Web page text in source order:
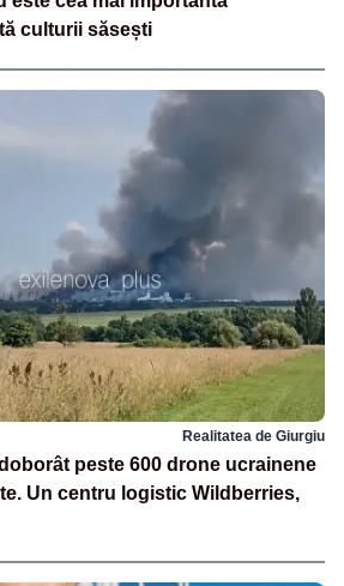
culturii săsești
Realitatea de Giurgiu
peste 600 drone ucrainene
Un centru logistic Wildberries,